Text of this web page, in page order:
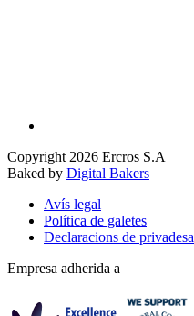
Copyright 2026 Ercros S.A
Baked by Digital Bakers
Avís legal
Política de galetes
Declaracions de privadesa
Empresa adherida a